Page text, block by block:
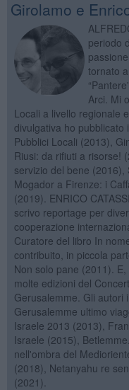
Girolamo e
periodo
tornato
Arci. Mi
Locali a livello regionale
divulgativa ho pubblicato
Pubblici Locali (2013),
Riusi: da rifiuti a risorse!
servizio del bene
Mogador a Firenze: i
(2019). ENRICO
scrivo reportage per
cooperazione
Curatore del libro In
contribuito, in piccola
Non solo pane (2011).
molte edizioni del
Gerusalemme. Gli autori
Gerusalemme ultimo
Israele 2013 (2013),
Israele (2015),
nell'ombra del
(2018), Netanyahu re
(2021).